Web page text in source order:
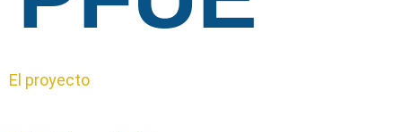
El proyecto